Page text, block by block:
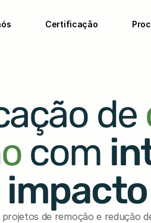
Certificação
de
com
de remoção e redução